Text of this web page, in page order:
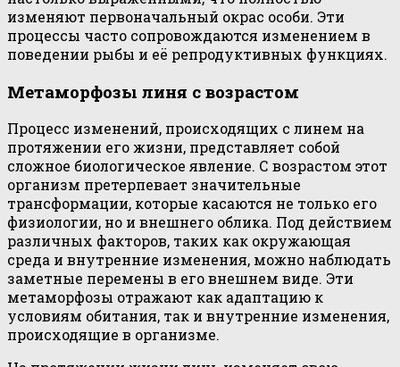
изменяют первоначальный окрас особи. Эти
процессы часто сопровождаются изменением в
поведении рыбы и её репродуктивных функциях.
Метаморфозы линя с возрастом
Процесс изменений, происходящих с линем на
протяжении его жизни, представляет собой
сложное биологическое явление. С возрастом этот
организм претерпевает значительные
трансформации, которые касаются не только его
физиологии, но и внешнего облика. Под действием
различных факторов, таких как окружающая
среда и внутренние изменения, можно наблюдать
заметные перемены в его внешнем виде. Эти
метаморфозы отражают как адаптацию к
условиям обитания, так и внутренние изменения,
происходящие в организме.